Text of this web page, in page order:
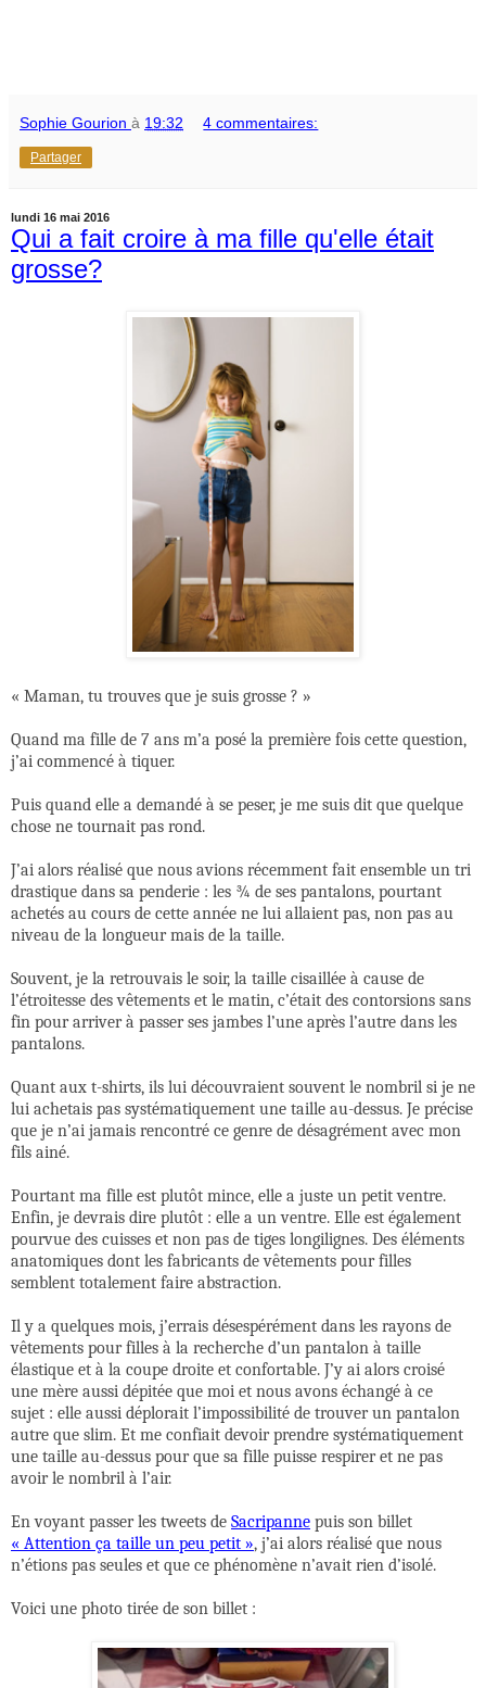
Sophie Gourion à 19:32 4 commentaires:
Partager
lundi 16 mai 2016
Qui a fait croire à ma fille qu'elle était
grosse?
« Maman, tu trouves que je suis grosse ? »
Quand ma fille de 7 ans m’a posé la première fois cette question,
j’ai commencé à tiquer.
Puis quand elle a demandé à se peser, je me suis dit que quelque
chose ne tournait pas rond.
J’ai alors réalisé que nous avions récemment fait ensemble un tri
drastique dans sa penderie : les ¾ de ses pantalons, pourtant
achetés au cours de cette année ne lui allaient pas, non pas au
niveau de la longueur mais de la taille.
Souvent, je la retrouvais le soir, la taille cisaillée à cause de
l’étroitesse des vêtements et le matin, c’était des contorsions sans
fin pour arriver à passer ses jambes l’une après l’autre dans les
pantalons.
Quant aux t-shirts, ils lui découvraient souvent le nombril si je ne
lui achetais pas systématiquement une taille au-dessus. Je précise
que je n’ai jamais rencontré ce genre de désagrément avec mon
fils ainé.
Pourtant ma fille est plutôt mince, elle a juste un petit ventre.
Enfin, je devrais dire plutôt : elle a un ventre. Elle est également
pourvue des cuisses et non pas de tiges longilignes. Des éléments
anatomiques dont les fabricants de vêtements pour filles
semblent totalement faire abstraction.
Il y a quelques mois, j’errais désespérément dans les rayons de
vêtements pour filles à la recherche d’un pantalon à taille
élastique et à la coupe droite et confortable. J’y ai alors croisé
une mère aussi dépitée que moi et nous avons échangé à ce
sujet : elle aussi déplorait l’impossibilité de trouver un pantalon
autre que slim. Et me confiait devoir prendre systématiquement
une taille au-dessus pour que sa fille puisse respirer et ne pas
avoir le nombril à l’air.
En voyant passer les tweets de Sacripanne puis son billet
« Attention ça taille un peu petit », j’ai alors réalisé que nous
n’étions pas seules et que ce phénomène n’avait rien d’isolé.
Voici une photo tirée de son billet :